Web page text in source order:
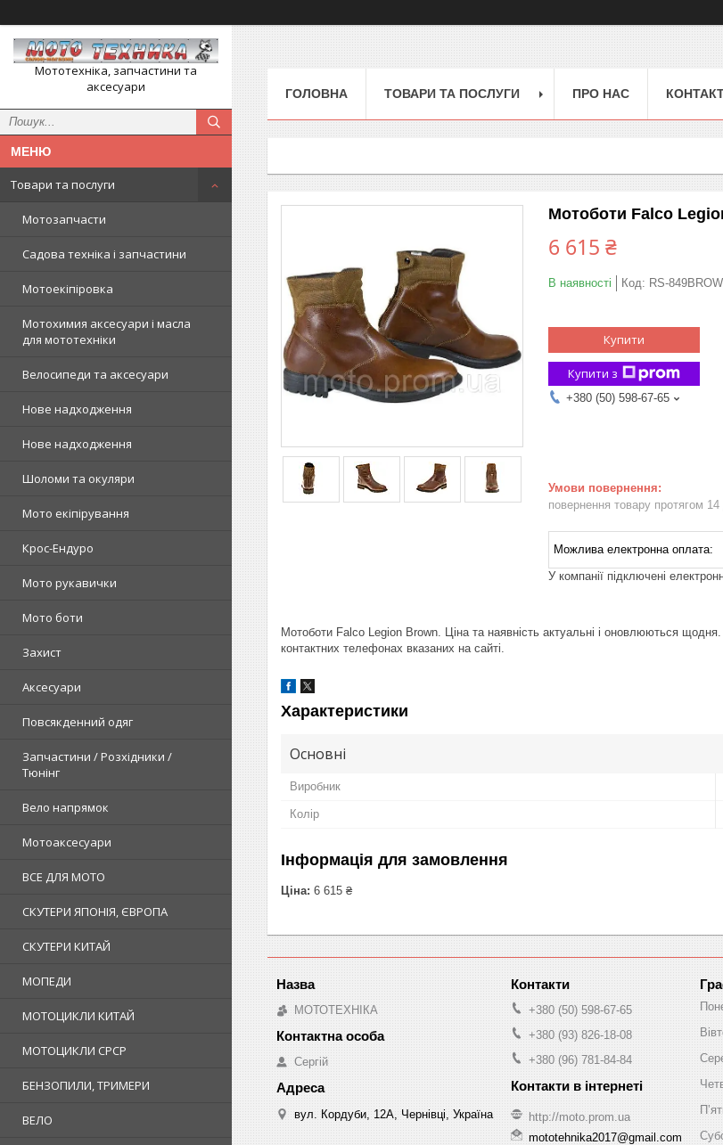
Мототехніка, запчастини та
аксесуари
Товари та послуги
Мотозапчасти
Садова техніка і запчастини
Мотоекіпіровка
Мотохимия аксесуари і масла
для мототехніки
Велосипеди та аксесуари
Нове надходження
Нове надходження
Шоломи та окуляри
Мото екіпірування
Крос-Ендуро
Мото рукавички
Мото боти
Захист
Аксесуари
Повсякденний одяг
Запчастини / Розхідники /
Тюнінг
Вело напрямок
Мотоаксесуари
ВСЕ ДЛЯ МОТО
СКУТЕРИ ЯПОНІЯ, ЄВРОПА
СКУТЕРИ КИТАЙ
МОПЕДИ
МОТОЦИКЛИ КИТАЙ
МОТОЦИКЛИ СРСР
БЕНЗОПИЛИ, ТРИМЕРИ
ВЕЛО
ГОЛОВНА ТОВАРИ ТА ПОСЛУГИ ПРО НАС
Мотоботи Falco
6 615 ₴
В наявності Код: RS-
Купити
Купити з
+380 (50) 598-67-65
повернення товару протягом 14
У компанії підключені
Мотоботи Falco Legion Brown. Ціна та наявність актуальні і оновлюються
контактних телефонах вказаних на сайті.
Характеристики
Основні
Виробник
Колір
Інформація для замовлення
Ціна: 6 615 ₴
МОТОТЕХНІКА
Сергій
вул. Кордуби, 12А, Чернівці, Україна
+380 (50) 598-67-65
+380 (93) 826-18-08
+380 (96) 781-84-84
http://moto.prom.ua
mototehnika2017@gmail.com